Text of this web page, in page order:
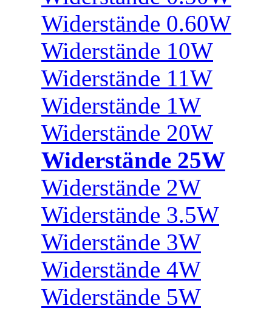
Widerstände 0.60W
Widerstände 10W
Widerstände 11W
Widerstände 1W
Widerstände 20W
Widerstände 25W
Widerstände 2W
Widerstände 3.5W
Widerstände 3W
Widerstände 4W
Widerstände 5W